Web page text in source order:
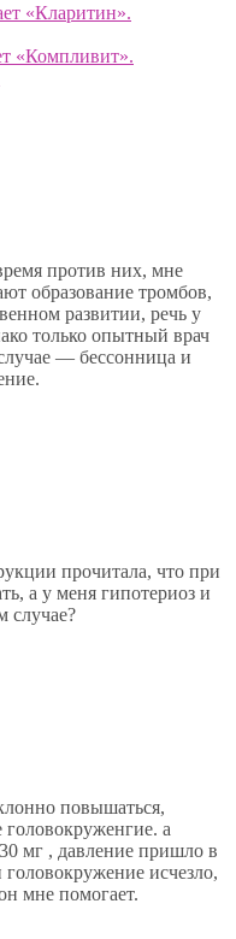
«Кларитин».
«Компливит».
против них, мне
образование тромбов,
развитии, речь у
только опытный врач
— бессонница и
прочитала, что при
а у меня гипотериоз и
случае?
повышаться,
головокруженгие. а
мг , давление пришло в
исчезло,
мне помогает.